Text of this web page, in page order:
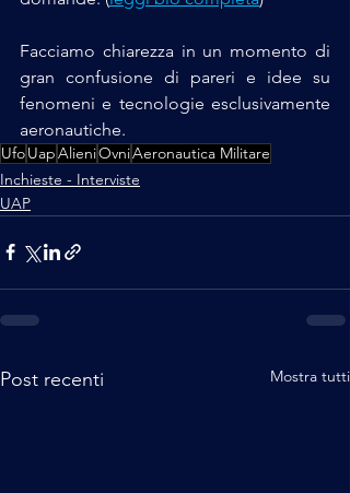
Facciamo chiarezza in un momento di
gran confusione di pareri e idee su
fenomeni e tecnologie esclusivamente
aeronautiche.
UfoUapAlieniOvniAeronautica Militare
Inchieste - Interviste
UAP
Post recenti Mostra tutti